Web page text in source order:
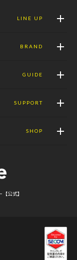
LINE UP
BRAND
GUIDE
SUPPORT
SHOP
公式】